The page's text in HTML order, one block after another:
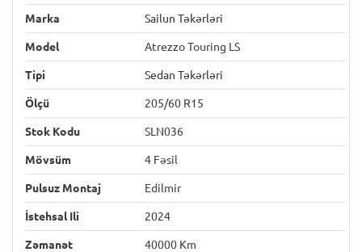
Marka Sailun Təkərləri
Model Atrezzo Touring LS
Tipi Sedan Təkərləri
Ölçü 205/60 R15
Stok Kodu SLN036
Mövsüm 4 Fəsil
Pulsuz Montaj Edilmir
İstehsal Ili 2024
Zəmanət 40000 Km